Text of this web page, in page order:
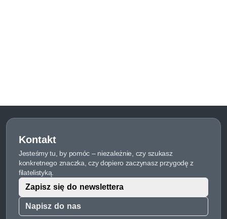
Kontakt
Jesteśmy tu, by pomóc – niezależnie, czy szukasz
konkretnego znaczka, czy dopiero zaczynasz przygodę z
filatelistyką.
Napisz do nas
Zapisz się do newslettera